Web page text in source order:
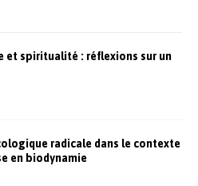
et spiritualité : réflexions sur un
radicale dans le contexte
en biodynamie